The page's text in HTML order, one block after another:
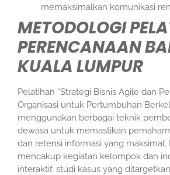
memaksimalkan komunikasi
METODOLOGI
PERENCANAAN
KUALA LUMPUR
Pelatihan “Strategi Bisnis Agile dan
Organisasi untuk Pertumbuhan
menggunakan berbagai teknik
dewasa untuk memastikan
dan retensi informasi yang maksimal.
mencakup kegiatan kelompok dan
interaktif, studi kasus yang